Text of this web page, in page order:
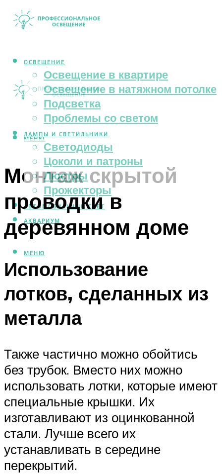
ОСВЕЩЕНИЕ
Освещение в квартире
Освещение в натяжном потолке
Подсветка
Проблемы со светом
ЛАМПЫ И СВЕТИЛЬНИКИ
Светодиоды
Цоколи и патроны
Люстры
Прожекторы
АВТОМОБИЛЬНЫЙ СВЕТ
АКВАРИУМ
МЕНЮ
МЕНЮ
Монтаж скрытой
проводки в
деревянном доме
Использование
лотков, сделанных из
металла
Также частично можно обойтись
без трубок. Вместо них можно
использовать лотки, которые имеют
специальные крышки. Их
изготавливают из оцинкованной
стали. Лучше всего их
устанавливать в середине
перекрытий.